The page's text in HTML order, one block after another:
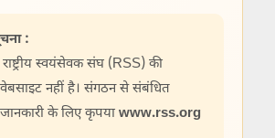
:
स्वयंसेवक संघ (RSS) की
नहीं है। संगठन से संबंधित
के लिए कृपया www.rss.org